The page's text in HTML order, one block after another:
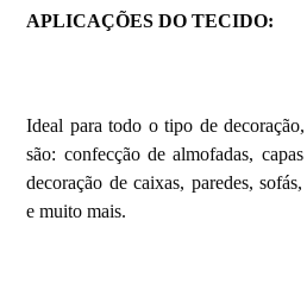
APLICAÇÕES DO TECIDO:
Ideal para todo o tipo de
são: confecção de almofadas,
decoração de caixas, paredes,
e muito mais.